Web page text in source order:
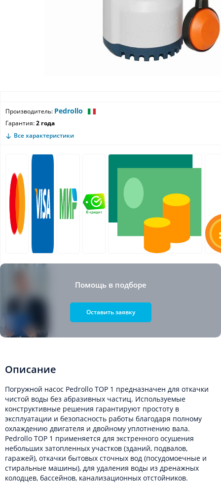
Производитель: Pedrollo
Гарантия:2 года
Все характеристики
Помощь в подборе
Оставить заявку
Описание
Погружной насос Pedrollo TOP 1 предназначен для откачки
чистой воды без абразивных частиц. Используемые
конструктивные решения гарантируют простоту в
эксплуатации и безопасность работы благодаря полному
охлаждению двигателя и двойному уплотнению вала.
Pedrollo TOP 1 применяется для экстренного осушения
небольших затопленных участков (зданий, подвалов,
гаражей), откачки бытовых сточных вод (посудомоечные и
стиральные машины), для удаления воды из дренажных
колодцев, бассейнов, канализационных отстойников.